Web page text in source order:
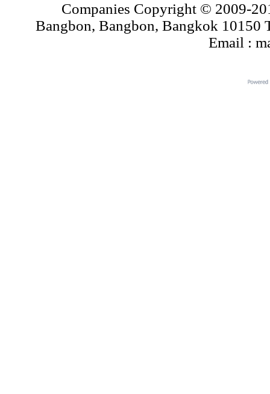
Companies Copyright © 2009-
Bangbon, Bangbon, Bangkok 10150
Email :